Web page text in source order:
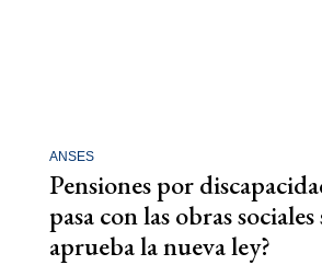
ANSES
Pensiones por
pasa con las obras sociales
aprueba la nueva ley?